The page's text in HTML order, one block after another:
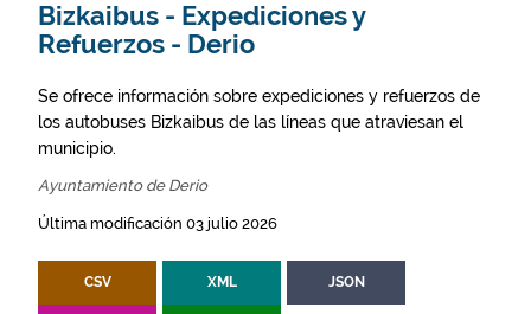
Bizkaibus - Expediciones y
Refuerzos - Derio
Se ofrece información sobre expediciones y refuerzos de
los autobuses Bizkaibus de las líneas que atraviesan el
municipio.
Ayuntamiento de Derio
Última modificación 03 julio 2026
CSV XML JSON